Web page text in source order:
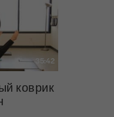
35:42
коврик